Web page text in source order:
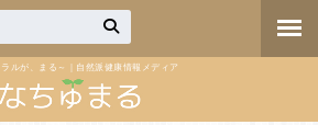
ラルが、まる～｜自然派健康情報メディア